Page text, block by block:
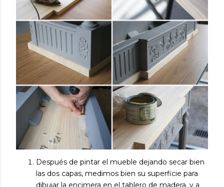
Después de pintar el mueble dejando secar bien
las dos capas, medimos bien su superficie para
dibujar la encimera en el tablero de madera, y a